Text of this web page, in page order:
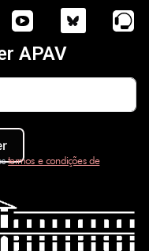
APAV
termos e condições de